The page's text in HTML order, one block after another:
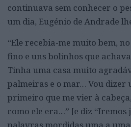
continuava sem conhecer o
um dia, Eugénio de Andrade
“Ele recebia-me muito bem,
fino e uns bolinhos que
Tinha uma casa muito
palmeiras e o mar… Vou dizer
primeiro que me vier à
como ele era…” [e diz “Iremos
palavras mordidas uma a